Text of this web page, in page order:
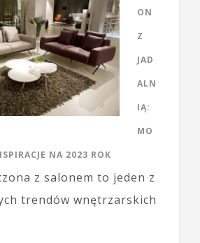
ON
Z
JAD
ALN
IĄ:
MO
NA 2023 ROK
z salonem to jeden z
trendów wnętrzarskich